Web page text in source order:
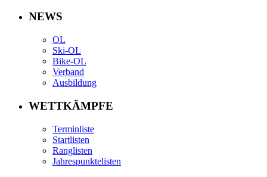
NEWS
OL
Ski-OL
Bike-OL
Verband
Ausbildung
WETTKÄMPFE
Terminliste
Startlisten
Ranglisten
Jahrespunktelisten